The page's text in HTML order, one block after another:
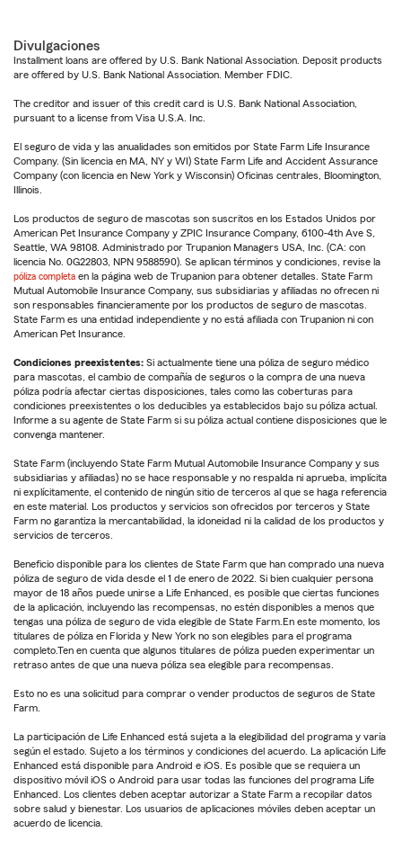
Divulgaciones
Installment loans are offered by U.S. Bank National Association. Deposit products
are offered by U.S. Bank National Association. Member FDIC.
The creditor and issuer of this credit card is U.S. Bank National Association,
pursuant to a license from Visa U.S.A. Inc.
El seguro de vida y las anualidades son emitidos por State Farm Life Insurance
Company. (Sin licencia en MA, NY y WI) State Farm Life and Accident Assurance
Company (con licencia en New York y Wisconsin) Oficinas centrales, Bloomington,
Illinois.
Los productos de seguro de mascotas son suscritos en los Estados Unidos por
American Pet Insurance Company y ZPIC Insurance Company, 6100-4th Ave S,
Seattle, WA 98108. Administrado por Trupanion Managers USA, Inc. (CA: con
licencia No. 0G22803, NPN 9588590). Se aplican términos y condiciones, revise la
póliza completa en la página web de Trupanion para obtener detalles. State Farm
Mutual Automobile Insurance Company, sus subsidiarias y afiliadas no ofrecen ni
son responsables financieramente por los productos de seguro de mascotas.
State Farm es una entidad independiente y no está afiliada con Trupanion ni con
American Pet Insurance.
Condiciones preexistentes: Si actualmente tiene una póliza de seguro médico
para mascotas, el cambio de compañía de seguros o la compra de una nueva
póliza podría afectar ciertas disposiciones, tales como las coberturas para
condiciones preexistentes o los deducibles ya establecidos bajo su póliza actual.
Informe a su agente de State Farm si su póliza actual contiene disposiciones que le
convenga mantener.
State Farm (incluyendo State Farm Mutual Automobile Insurance Company y sus
subsidiarias y afiliadas) no se hace responsable y no respalda ni aprueba, implícita
ni explícitamente, el contenido de ningún sitio de terceros al que se haga referencia
en este material. Los productos y servicios son ofrecidos por terceros y State
Farm no garantiza la mercantabilidad, la idoneidad ni la calidad de los productos y
servicios de terceros.
Beneficio disponible para los clientes de State Farm que han comprado una nueva
póliza de seguro de vida desde el 1 de enero de 2022. Si bien cualquier persona
mayor de 18 años puede unirse a Life Enhanced, es posible que ciertas funciones
de la aplicación, incluyendo las recompensas, no estén disponibles a menos que
tengas una póliza de seguro de vida elegible de State Farm.En este momento, los
titulares de póliza en Florida y New York no son elegibles para el programa
completo.Ten en cuenta que algunos titulares de póliza pueden experimentar un
retraso antes de que una nueva póliza sea elegible para recompensas.
Esto no es una solicitud para comprar o vender productos de seguros de State
Farm.
La participación de Life Enhanced está sujeta a la elegibilidad del programa y varía
según el estado. Sujeto a los términos y condiciones del acuerdo. La aplicación Life
Enhanced está disponible para Android e iOS. Es posible que se requiera un
dispositivo móvil iOS o Android para usar todas las funciones del programa Life
Enhanced. Los clientes deben aceptar autorizar a State Farm a recopilar datos
sobre salud y bienestar. Los usuarios de aplicaciones móviles deben aceptar un
acuerdo de licencia.